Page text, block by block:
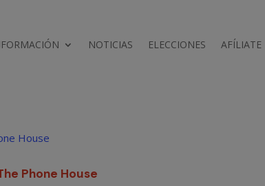
NOTICIAS ELECCIONES AFÍLIATE
Phone House